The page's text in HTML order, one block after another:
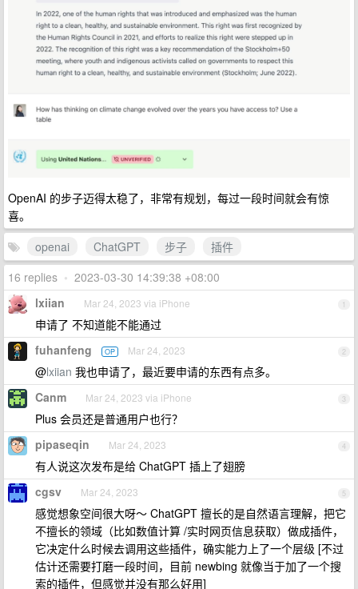
OpenAI 的步子迈得太稳了，非常有规划，每过一段时间就会有惊
喜。
openai
ChatGPT 步子
插件
16 replies • 2023-03-30 14:39:38 +08:00
1
lxiian Mar 24, 2023 via iPhone
申请了 不知道能不能通过
2
fuhanfeng OP Mar 24, 2023
@lxiian 我也申请了，最近要申请的东西有点多。
3
Canm Mar 24, 2023 via iPhone
Plus 会员还是普通用户也行？
4
pipaseqin Mar 24, 2023
有人说这次发布是给 ChatGPT 插上了翅膀
5
cgsv Mar 24, 2023
感觉想象空间很大呀～ ChatGPT 擅长的是自然语言理解，把它
不擅长的领域（比如数值计算 /实时网页信息获取）做成插件，
它决定什么时候去调用这些插件，确实能力上了一个层级 [不过
估计还需要打磨一段时间，目前 newbing 就像当于加了一个搜
索的插件，但感觉并没有那么好用]